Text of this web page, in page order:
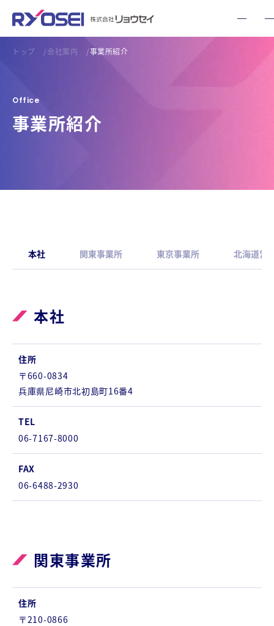
トップ 会社案内 事業所紹介
Office
事業所紹介
本社 関東事業所 東京事業所 北海道営
本社
住所
〒660-0834
兵庫県尼崎市北初島町16番4
TEL
06-7167-8000
FAX
06-6488-2930
関東事業所
住所
〒210-0866